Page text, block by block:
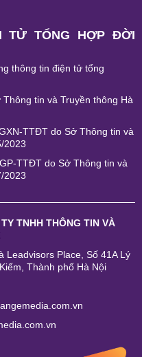
TỬ TỔNG HỢP ĐỜI
thông tin điện tử tổng
tin và Truyền thông Hà
TTĐT do Sở Thông tin và
2023
TTĐT do Sở Thông tin và
2023
TNHH THÔNG TIN VÀ
Leadvisors Place, Số 41A Lý
Thành phố Hà Nội